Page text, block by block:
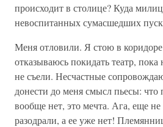
происходит в столице? Куда
невоспитанных сумасшедших
Меня отловили. Я стою в
отказываюсь покидать театр,
не съели. Несчастные
донести до меня смысл пьесы: что
вообще нет, это мечта. Ага, еще не
разодрали, а ее уже нет!